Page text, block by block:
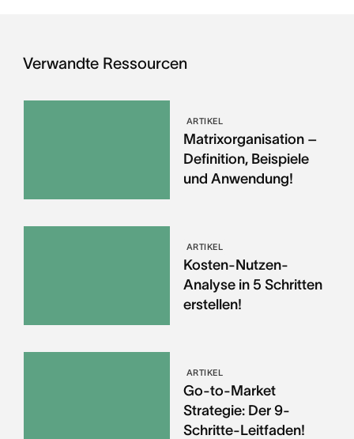
Verwandte Ressourcen
ARTIKEL
Matrixorganisation –
Definition, Beispiele
und Anwendung!
ARTIKEL
Kosten-Nutzen-
Analyse in 5 Schritten
erstellen!
ARTIKEL
Go-to-Market
Strategie: Der 9-
Schritte-Leitfaden!